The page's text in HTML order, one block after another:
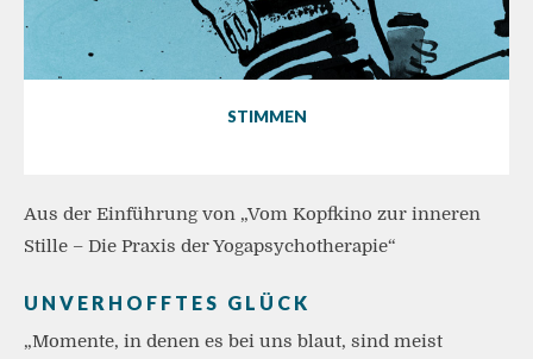
STIMMEN
Aus der Einführung von „Vom Kopfkino zur inneren
Stille – Die Praxis der Yogapsychotherapie“
UNVERHOFFTES GLÜCK
„Momente, in denen es bei uns blaut, sind meist